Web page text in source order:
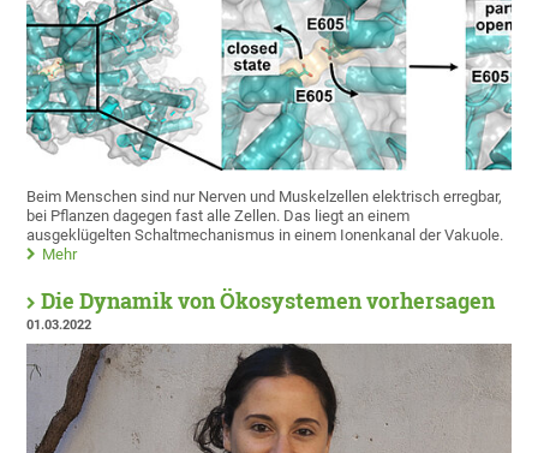
Beim Menschen sind nur Nerven und Muskelzellen elektrisch erregbar,
bei Pflanzen dagegen fast alle Zellen. Das liegt an einem
ausgeklügelten Schaltmechanismus in einem Ionenkanal der Vakuole.
Mehr
Die Dynamik von Ökosystemen vorhersagen
01.03.2022